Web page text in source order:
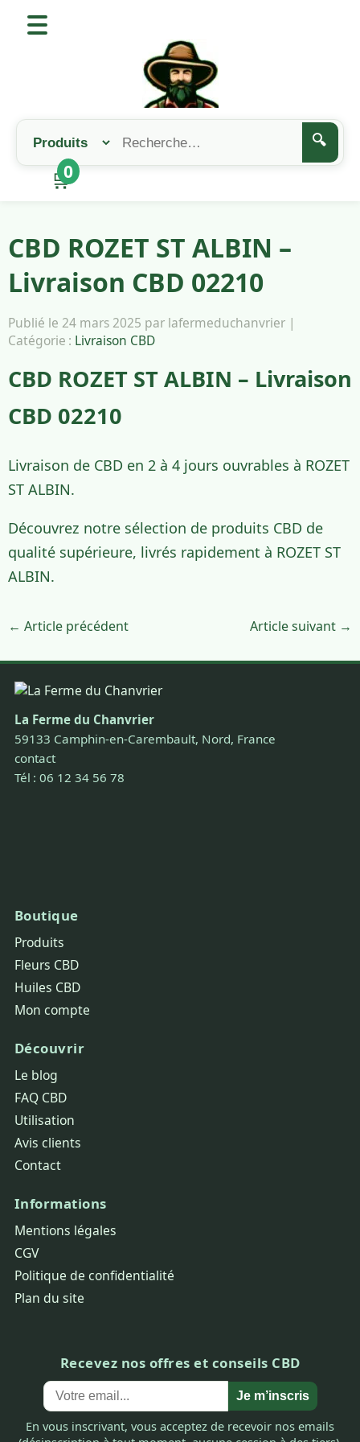
🔍
🛒
0
CBD ROZET ST ALBIN –
Livraison CBD 02210
Publié le 24 mars 2025 par lafermeduchanvrier |
Catégorie : Livraison CBD
CBD ROZET ST ALBIN – Livraison
CBD 02210
Livraison de CBD en 2 à 4 jours ouvrables à ROZET
ST ALBIN.
Découvrez notre sélection de produits CBD de
qualité supérieure, livrés rapidement à ROZET ST
ALBIN.
← Article précédent Article suivant →
La Ferme du Chanvrier
59133 Camphin-en-Carembault, Nord, France
contact
Tél : 06 12 34 56 78
Boutique
Produits
Fleurs CBD
Huiles CBD
Mon compte
Découvrir
Le blog
FAQ CBD
Utilisation
Avis clients
Contact
Informations
Mentions légales
CGV
Politique de confidentialité
Plan du site
Recevez nos offres et conseils CBD
Je m’inscris
En vous inscrivant, vous acceptez de recevoir nos emails